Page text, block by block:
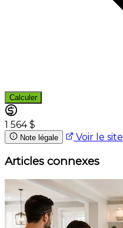
Calculer
1 564 $
Note légale Voir le site
Articles connexes